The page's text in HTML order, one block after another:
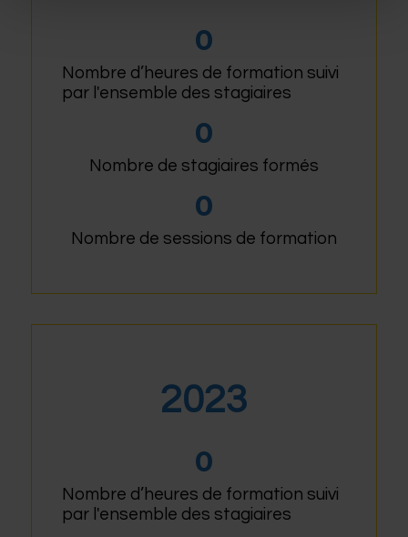
Nombre d’heures de formation suivi
par l'ensemble des stagiaires
0
Nombre de stagiaires formés
0
Nombre de sessions de formation
0
2023
Nombre d’heures de formation suivi
par l'ensemble des stagiaires
0